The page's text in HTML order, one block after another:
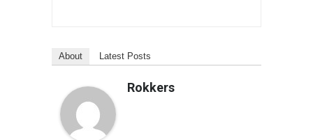
About Latest Posts
Rokkers